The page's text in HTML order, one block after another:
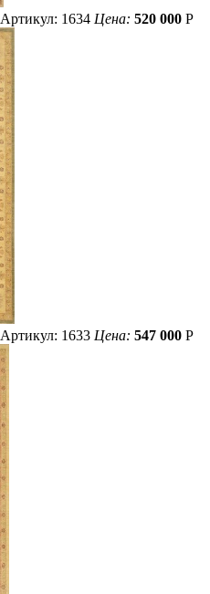
Артикул: 1634 Цена: 520 000 Р
Артикул: 1633 Цена: 547 000 Р